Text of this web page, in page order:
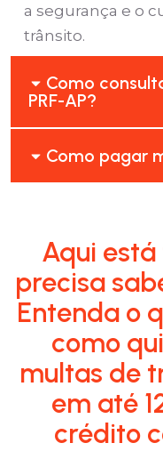
a segurança e o
trânsito.
Como
PRF-AP?
Como pagar
Aqui
precisa
Entenda o
como
multas de
em até
crédito